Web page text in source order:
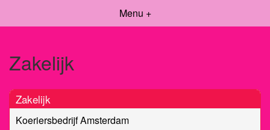
Menu +
Zakelijk
Zakelijk
Koeriersbedrijf Amsterdam